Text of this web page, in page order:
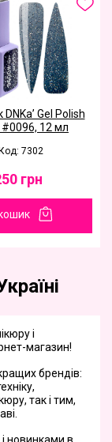
DNKa’ Gel Polish
#0096, 12 мл
Код: 7302
грн
і
магазин!
брендів:
так і тим,